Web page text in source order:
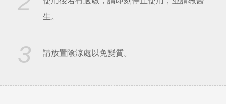
生。
3 請放置陰涼處以免變質。